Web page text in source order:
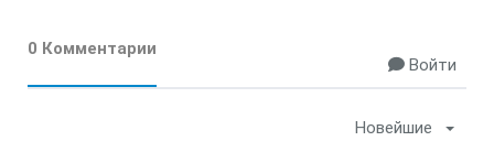
0 Комментарии
Войти
Новейшие